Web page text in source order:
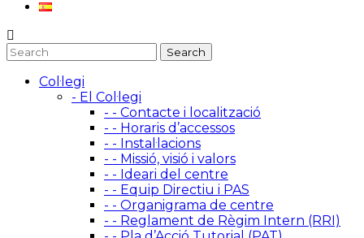
Col·legi
- El Col·legi
- - Contacte i localització
- - Horaris d’accessos
- - Instal·lacions
- - Missió, visió i valors
- - Ideari del centre
- - Equip Directiu i PAS
- - Organigrama de centre
- - Reglament de Règim Intern (RRI)